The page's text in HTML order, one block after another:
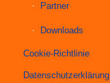
Partner
Downloads
Cookie-Richtlinie
Datenschutzerklärung